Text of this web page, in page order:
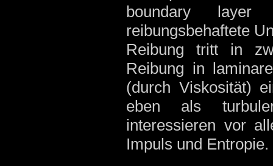
boundary
reibungsbehaftete
Reibung tritt in
Reibung in
(durch Viskosität)
eben als
interessieren vor
Impuls und Entropie.